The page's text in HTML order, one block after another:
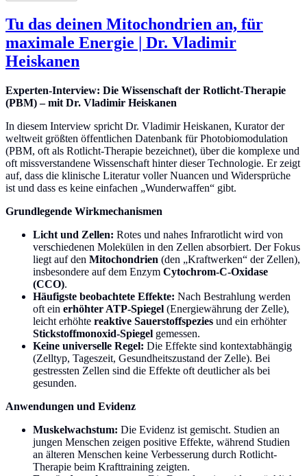
Tu das deinen Mitochondrien an, für
maximale Energie | Dr. Vladimir
Heiskanen
Experten-Interview: Die Wissenschaft der Rotlicht-Therapie
(PBM) – mit Dr. Vladimir Heiskanen
In diesem Interview spricht Dr. Vladimir Heiskanen, Kurator der
weltweit größten öffentlichen Datenbank für Photobiomodulation
(PBM, oft als Rotlicht-Therapie bezeichnet), über die komplexe und
oft missverstandene Wissenschaft hinter dieser Technologie. Er zeigt
auf, dass die klinische Literatur voller Nuancen und Widersprüche
ist und dass es keine einfachen „Wunderwaffen“ gibt.
Grundlegende Wirkmechanismen
Licht und Zellen: Rotes und nahes Infrarotlicht wird von
verschiedenen Molekülen in den Zellen absorbiert. Der Fokus
liegt auf den Mitochondrien (den „Kraftwerken“ der Zellen),
insbesondere auf dem Enzym Cytochrom-C-Oxidase
(CCO).
Häufigste beobachtete Effekte: Nach Bestrahlung werden
oft ein erhöhter ATP-Spiegel (Energiewährung der Zelle),
leicht erhöhte reaktive Sauerstoffspezies und ein erhöhter
Stickstoffmonoxid-Spiegel gemessen.
Keine universelle Regel: Die Effekte sind kontextabhängig
(Zelltyp, Tageszeit, Gesundheitszustand der Zelle). Bei
gestressten Zellen sind die Effekte oft deutlicher als bei
gesunden.
Anwendungen und Evidenz
Muskelwachstum: Die Evidenz ist gemischt. Studien an
jungen Menschen zeigen positive Effekte, während Studien
an älteren Menschen keine Verbesserung durch Rotlicht-
Therapie beim Krafttraining zeigten.